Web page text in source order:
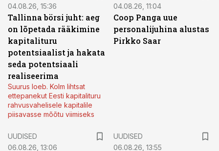
04.08.26, 15:36
Tallinna börsi juht: aeg
on lõpetada rääkimine
kapitalituru
potentsiaalist ja hakata
seda potentsiaali
realiseerima
Suurus loeb. Kolm lihtsat
ettepanekut Eesti kapitalituru
rahvusvahelisele kapitalile
piisavasse mõõtu viimiseks
04.08.26, 11:04
Coop Panga uue
personalijuhina alustas
Pirkko Saar
UUDISED
06.08.26, 13:06
UUDISED
06.08.26, 13:55